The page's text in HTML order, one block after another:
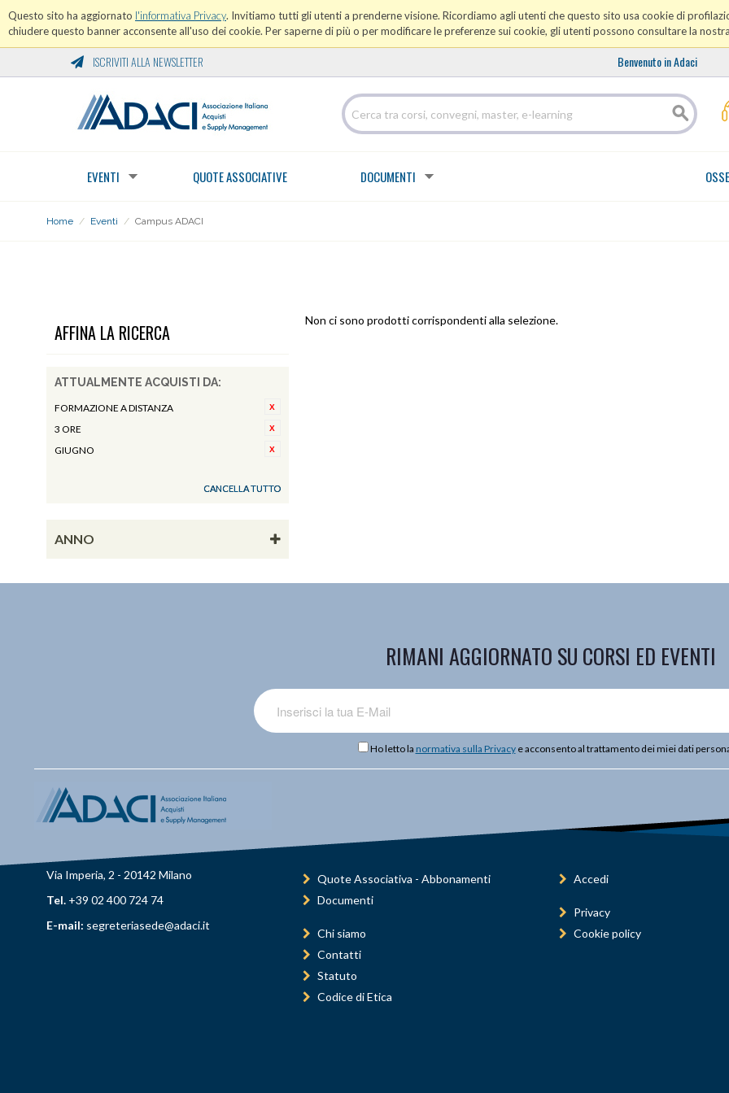
Questo sito ha aggiornato l'informativa Privacy. Invitiamo tutti gli utenti a prenderne visione. Ricordiamo agli utenti che questo sito usa cookie di
chiudere questo banner acconsente all'uso dei cookie. Per saperne di più o per modificare le preferenze sui cookie, gli utenti possono consultare la nostra
ISCRIVITI ALLA NEWSLETTER Benvenuto in Adaci
EVENTI QUOTE ASSOCIATIVE DOCUMENTI
Home / Eventi / Campus ADACI
AFFINA LA RICERCA
ATTUALMENTE ACQUISTI DA:
FORMAZIONE A DISTANZA
3 ORE
GIUGNO
CANCELLA TUTTO
ANNO
Non ci sono prodotti corrispondenti alla selezione.
RIMANI AGGIORNATO SU CORSI ED EVENTI
Ho letto la normativa sulla Privacye acconsento al trattamento dei miei dati
Via Imperia, 2 - 20142 Milano
Tel. +39 02 400 724 74
E-mail: segreteriasede@adaci.it
Quote Associativa - Abbonamenti
Documenti
Chi siamo
Contatti
Statuto
Codice di Etica
Accedi
Privacy
Cookie policy